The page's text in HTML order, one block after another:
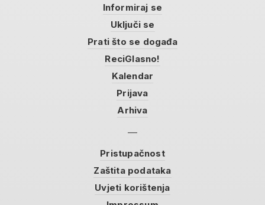
Informiraj se
Uključi se
Prati što se događa
ReciGlasno!
Kalendar
Prijava
Arhiva
Pristupačnost
Zaštita podataka
Uvjeti korištenja